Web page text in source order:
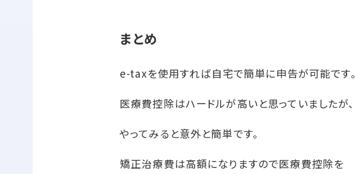
まとめ
e-taxを使用すれば自宅で簡単に申告が可能です。
医療費控除はハードルが高いと思っていましたが、
やってみると意外と簡単です。
矯正治療費は高額になりますので医療費控除を